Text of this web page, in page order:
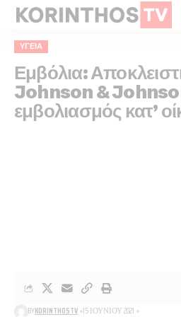
ΥΓΕΊΑ
Εμβόλια:
Johnson &
εμβολιασμός κατ’
BYKORINTHOSTV 15 ΙΟΥΝΊΟΥ 2021